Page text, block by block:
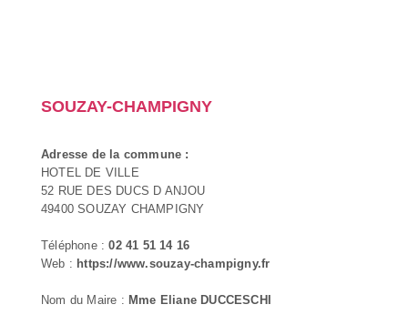
SOUZAY-CHAMPIGNY
Adresse de la commune :
HOTEL DE VILLE
52 RUE DES DUCS D ANJOU
49400 SOUZAY CHAMPIGNY
Téléphone :02 41 51 14 16
Web : https://www.souzay-champigny.fr
Nom du Maire : Mme Eliane DUCCESCHI